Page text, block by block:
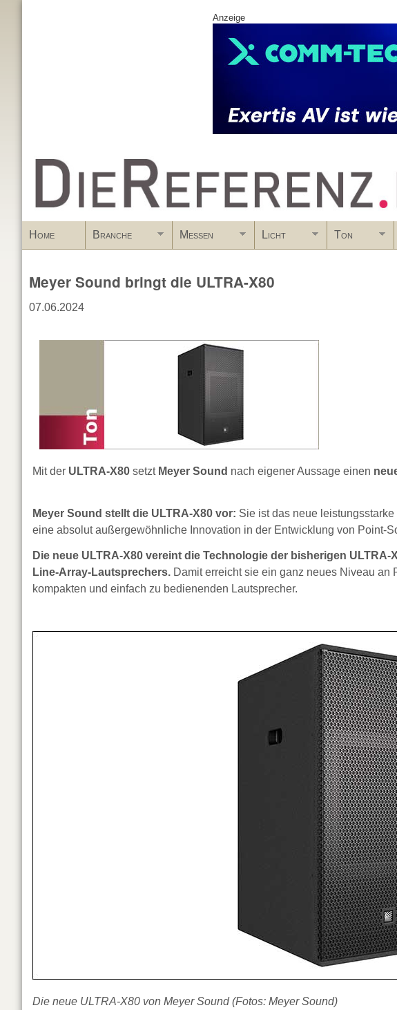
Anzeige
www.DieReferenz.de
Home Branche Messen Licht Ton
Meyer Sound bringt die ULTRA-X80
07.06.2024
Mit der ULTRA-X80 setzt Meyer Sound nach eigener Aussage einen
Meyer Sound stellt die ULTRA-X80 vor: Sie ist das neue
eine absolut außergewöhnliche Innovation in der Entwicklung von Point-
Die neue ULTRA-X80 vereint die Technologie der bisherigen
Line-Array-Lautsprechers. Damit erreicht sie ein ganz neues Niveau
kompakten und einfach zu bedienenden Lautsprecher.
Die neue ULTRA-X80 von Meyer Sound (Fotos: Meyer Sound)